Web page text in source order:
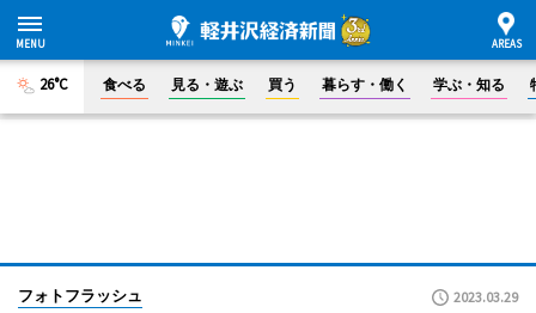
26°C 食べる 見る・遊ぶ 買う 暮らす・働く 学ぶ・知る
フォトフラッシュ 2023.03.29